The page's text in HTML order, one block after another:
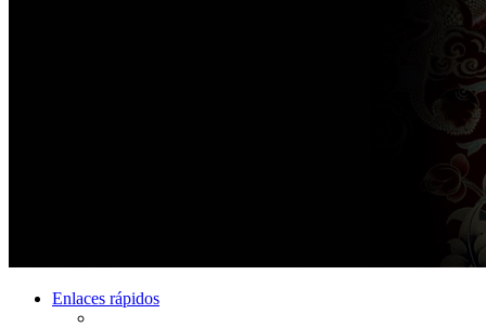
Enlaces rápidos